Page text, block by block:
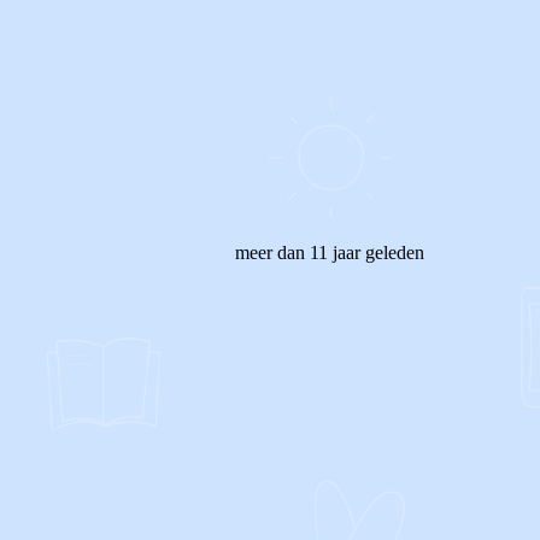
meer dan 11 jaar geleden